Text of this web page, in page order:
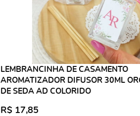
LEMBRANCINHA DE CASAMENTO
AROMATIZADOR DIFUSOR 30ML
DE SEDA AD COLORIDO
R$ 17,85